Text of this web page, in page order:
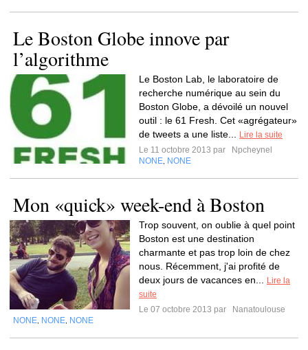
Le Boston Globe innove par
l’algorithme
Le Boston Lab, le laboratoire de
recherche numérique au sein du
Boston Globe, a dévoilé un nouvel
outil : le 61 Fresh. Cet «agrégateur»
de tweets a une liste...
Lire la suite
Le 11 octobre 2013 par
Npcheynel
NONE NONE
Mon «quick» week-end à Boston
Trop souvent, on oublie à quel point
Boston est une destination
charmante et pas trop loin de chez
nous. Récemment, j'ai profité de
deux jours de vacances en...
Lire la
suite
Le 07 octobre 2013 par
Nanatoulouse
NONE NONE NONE